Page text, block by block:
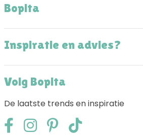
Bopita
Inspiratie en advies?
Volg Bopita
De laatste trends en inspiratie